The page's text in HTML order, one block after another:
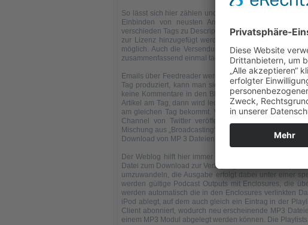
So lässt sich hier zählen und Geldverdienen, u.a durch
Einbinden von neusten Amazon Produkten oder
verschieden Tags zu Description und Titel verändert
zur Lizenz hinzugefügt werden. Das Einfügen eines
möglich. Auch die Versendung von Newslettern im
zusammenfassend einmal täglich über Kommentare auf
Emails über Feedreader werden von vielen bevorzugt
Tag produziert, kann man sich somit einmal am Tag
keine Kommentare in den Blogs, kommen vom Feed
Artikel am Tag, dann wird lediglich eine E-Mail
am gleichen Tag bekommt. Weiterhin gibt es eine
Channel von Twitter veröffentlicht werden.
Mischung aus „Broadcasting“, also dem Senden von
Download von MP 3 Dateien.
Der Weblog hilft hier immer wieder mit den sog.
Datei zum Download zur Verfügung steht. Nun wird
umzuwandeln, die Ausgabe erfolgt dabei unter einer
werden gültige Podcast Outputs mit Enclosures, die
werden automatisch die in den Enclosures verlinkten
iPod ablegt, auf dem auch gleich ein Eintrag in der
Client abonniert, wodurch neu erscheinende MP3
einem MP3 Modul abgelegt werden können. Die